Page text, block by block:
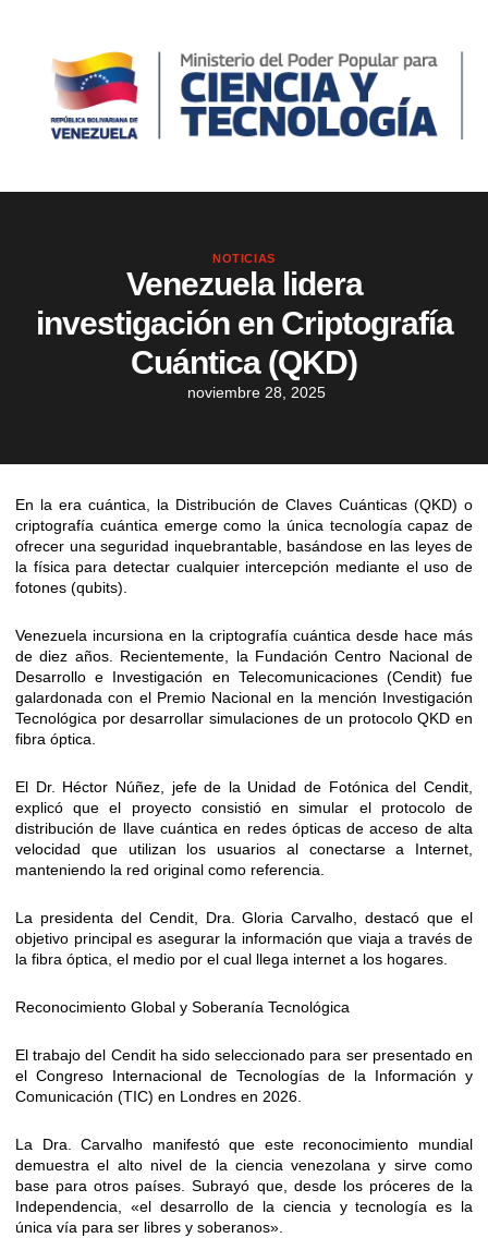
NOTICIAS
Venezuela lidera
investigación en Criptografía
Cuántica (QKD)
noviembre 28, 2025
En la era cuántica, la Distribución de Claves Cuánticas (QKD) o
criptografía cuántica emerge como la única tecnología capaz de
ofrecer una seguridad inquebrantable, basándose en las leyes de
la física para detectar cualquier intercepción mediante el uso de
fotones (qubits).
Venezuela incursiona en la criptografía cuántica desde hace más
de diez años. Recientemente, la Fundación Centro Nacional de
Desarrollo e Investigación en Telecomunicaciones (Cendit) fue
galardonada con el Premio Nacional en la mención Investigación
Tecnológica por desarrollar simulaciones de un protocolo QKD en
fibra óptica.
El Dr. Héctor Núñez, jefe de la Unidad de Fotónica del Cendit,
explicó que el proyecto consistió en simular el protocolo de
distribución de llave cuántica en redes ópticas de acceso de alta
velocidad que utilizan los usuarios al conectarse a Internet,
manteniendo la red original como referencia.
La presidenta del Cendit, Dra. Gloria Carvalho, destacó que el
objetivo principal es asegurar la información que viaja a través de
la fibra óptica, el medio por el cual llega internet a los hogares.
Reconocimiento Global y Soberanía Tecnológica
El trabajo del Cendit ha sido seleccionado para ser presentado en
el Congreso Internacional de Tecnologías de la Información y
Comunicación (TIC) en Londres en 2026.
La Dra. Carvalho manifestó que este reconocimiento mundial
demuestra el alto nivel de la ciencia venezolana y sirve como
base para otros países. Subrayó que, desde los próceres de la
Independencia, «el desarrollo de la ciencia y tecnología es la
única vía para ser libres y soberanos».